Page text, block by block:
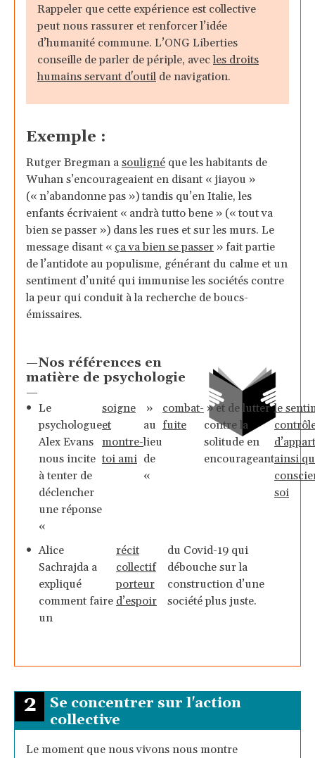
Rappeler que cette expérience est collective
peut nous rassurer et renforcer l’idée
d’humanité commune. L’ONG Liberties
conseille de parler de périple, avecles droits
humains servant d'outil de navigation.
Exemple :
Rutger Bregman a souligné que les habitants de
Wuhan s’encourageaient en disant « jiayou »
(« n’abandonne pas ») tandis qu’en Italie, les
enfants écrivaient « andrà tutto bene » (« tout va
bien se passer ») dans les rues et sur les murs. Le
message disant « ça va bien se passer » fait partie
de l’antidote au populisme, générant du calme et un
sentiment d’unité qui immunise les sociétés contre
la peur qui conduit à la recherche de boucs-
émissaires.
—Nos références en
matière de psychologie
—
Le
psychologue
Alex Evans
nous incite
à tenter de
déclencher
une réponse
«
soigne
et
montre-
toi ami
»
au
lieu
de
«
combat-
fuite
» et de lutter
contre la
solitude en
encourageant
le
ainsi
soi
Alice
Sachrajda a
expliqué
comment faire
un
récit
collectif
porteur
d’espoir
du Covid-19 qui
débouche sur la
construction d’une
société plus juste.
2
Se concentrer sur l'action
collective
Le moment que nous vivons nous montre